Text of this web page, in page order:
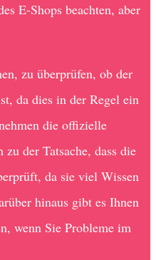
E-Shops beachten, aber
zu überprüfen, ob der
da dies in der Regel ein
die offizielle
der Tatsache, dass die
da sie viel Wissen
hinaus gibt es Ihnen
wenn Sie Probleme im